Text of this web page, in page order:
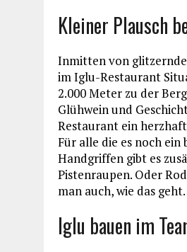
Kleiner Plausch
Inmitten von
im Iglu-Restaurant
2.000 Meter zu der
Glühwein und
Restaurant ein
Für alle die es noch ein
Handgriffen gibt es
Pistenraupen. Oder
man auch, wie das geht.
Iglu bauen im